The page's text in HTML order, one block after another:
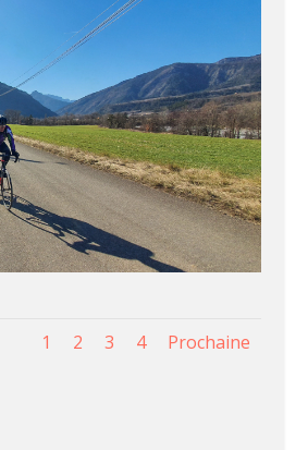
1 2 3 4 Prochaine